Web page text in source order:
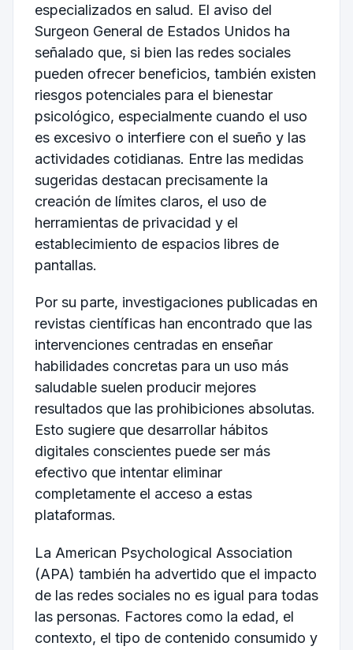
especializados en salud. El aviso del
Surgeon General de Estados Unidos ha
señalado que, si bien las redes sociales
pueden ofrecer beneficios, también existen
riesgos potenciales para el bienestar
psicológico, especialmente cuando el uso
es excesivo o interfiere con el sueño y las
actividades cotidianas. Entre las medidas
sugeridas destacan precisamente la
creación de límites claros, el uso de
herramientas de privacidad y el
establecimiento de espacios libres de
pantallas.
Por su parte, investigaciones publicadas en
revistas científicas han encontrado que las
intervenciones centradas en enseñar
habilidades concretas para un uso más
saludable suelen producir mejores
resultados que las prohibiciones absolutas.
Esto sugiere que desarrollar hábitos
digitales conscientes puede ser más
efectivo que intentar eliminar
completamente el acceso a estas
plataformas.
La American Psychological Association
(APA) también ha advertido que el impacto
de las redes sociales no es igual para todas
las personas. Factores como la edad, el
contexto, el tipo de contenido consumido y